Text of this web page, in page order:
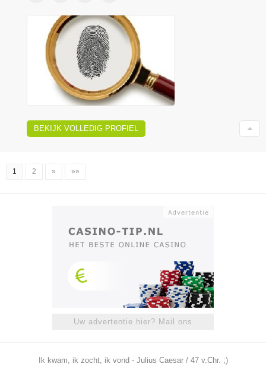
BEKIJK VOLLEDIG PROFIEL
1 2 » »»
Uw advertentie hier? Mail ons
Ik kwam, ik zocht, ik vond - Julius Caesar / 47 v.Chr. ;)